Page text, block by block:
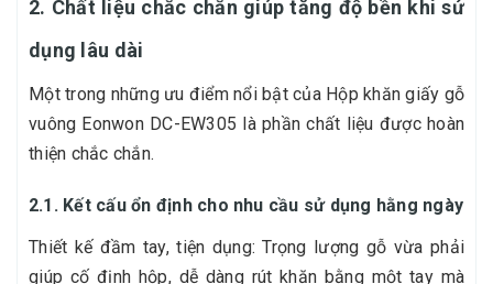
2. Chất liệu chắc chắn giúp tăng độ bền khi sử
dụng lâu dài
Một trong những ưu điểm nổi bật của Hộp khăn giấy gỗ
vuông Eonwon DC-EW305 là phần chất liệu được hoàn
thiện chắc chắn.
2.1. Kết cấu ổn định cho nhu cầu sử dụng hằng ngày
Thiết kế đầm tay, tiện dụng: Trọng lượng gỗ vừa phải
giúp cố định hộp, dễ dàng rút khăn bằng một tay mà